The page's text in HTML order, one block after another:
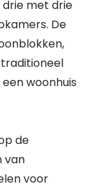
drie met drie
De
woonhuis
de
van
voor